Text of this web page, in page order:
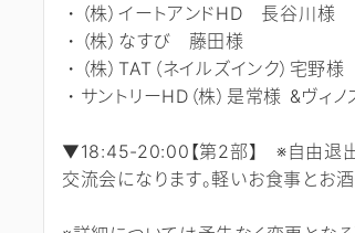
・（株）イートアンドHD 長谷川様
・（株）なすび 藤田様
・（株）TAT（ネイルズインク）宅野様
・サントリーHD（株）是常様 &ヴィ
▼18:45-20:00【第2部】 ※自由退
交流会になります。軽いお食事とお酒